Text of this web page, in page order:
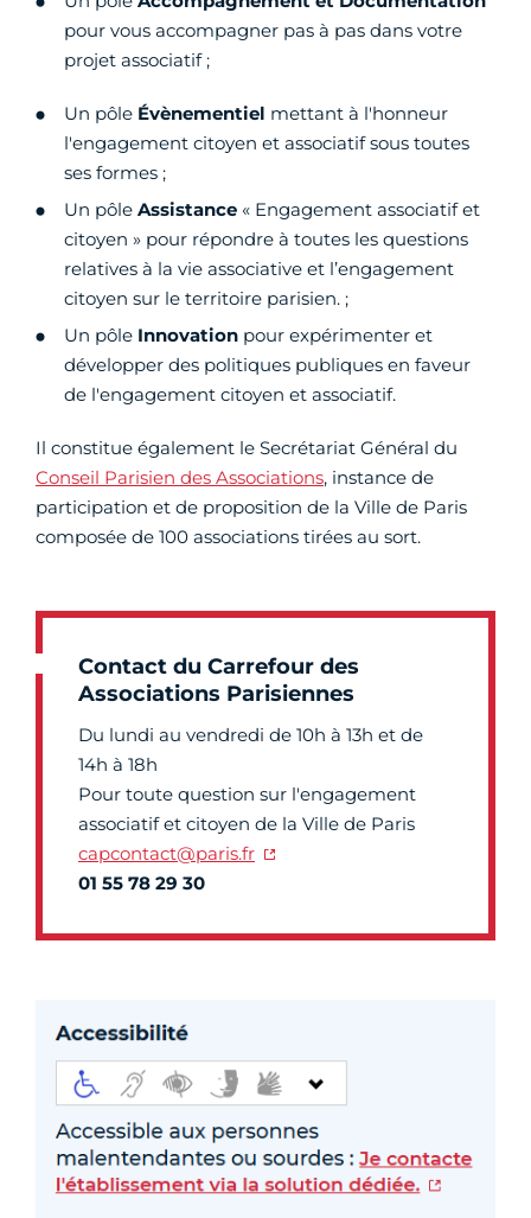
pour vous accompagner pas à pas dans votre
projet associatif ;
Un pôle Évènementiel mettant à l'honneur
l'engagement citoyen et associatif sous toutes
ses formes ;
Un pôle Assistance « Engagement associatif et
citoyen » pour répondre à toutes les questions
relatives à la vie associative et l’engagement
citoyen sur le territoire parisien. ;
Un pôle Innovation pour expérimenter et
développer des politiques publiques en faveur
de l'engagement citoyen et associatif.
Il constitue également le Secrétariat Général du
Conseil Parisien des Associations, instance de
participation et de proposition de la Ville de Paris
composée de 100 associations tirées au sort.
Contact du Carrefour des
Associations Parisiennes
Du lundi au vendredi de 10h à 13h et de
14h à 18h
Pour toute question sur l'engagement
associatif et citoyen de la Ville de Paris
capcontact@paris.fr
01 55 78 29 30